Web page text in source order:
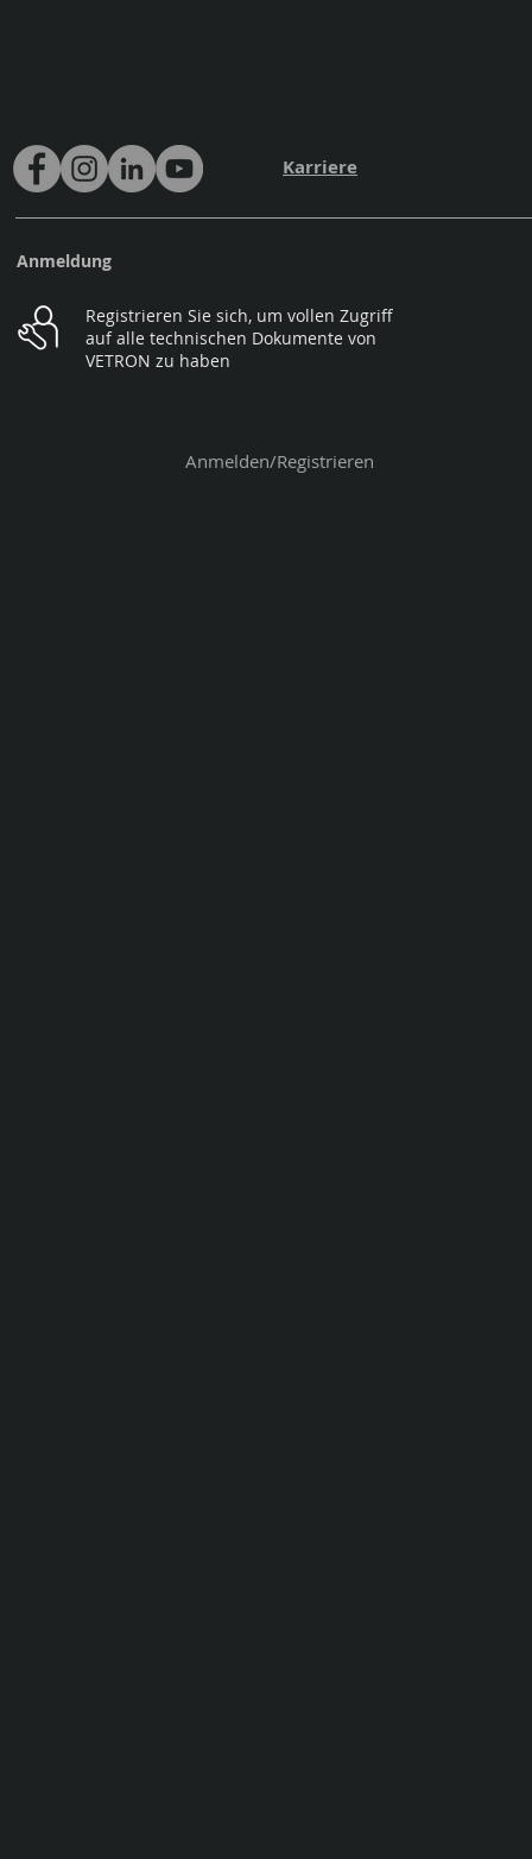
Karriere
Anmeldung
Registrieren Sie sich, um vollen Zugriff
auf alle technischen Dokumente von
VETRON zu haben
Anmelden/Registrieren